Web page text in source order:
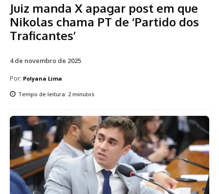
Juiz manda X apagar post em que
Nikolas chama PT de ‘Partido dos
Traficantes’
4 de novembro de 2025
Por: Polyana Lima
Tempo de leitura: 2 minutos